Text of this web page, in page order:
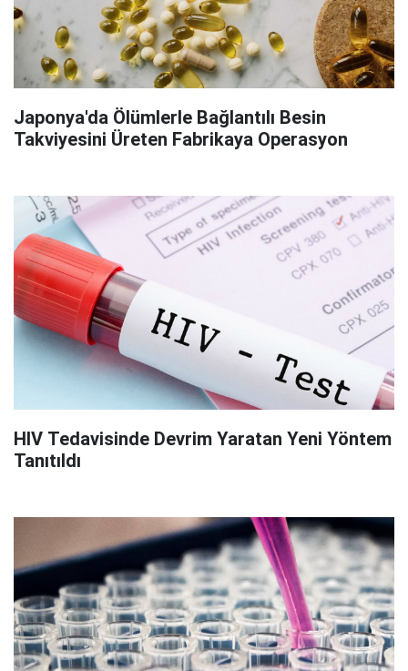
Japonya'da Ölümlerle Bağlantılı Besin
Takviyesini Üreten Fabrikaya Operasyon
HIV Tedavisinde Devrim Yaratan Yeni Yöntem
Tanıtıldı